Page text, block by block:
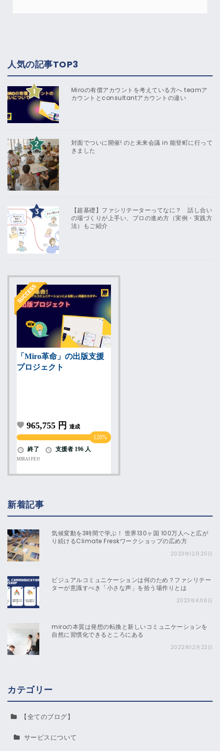
人気の記事TOP3
Miroの有償アカウントを考えている方へ teamア
カウントとconsultantアカウントの違い
対面でついに開催! のと未来会議 in 能登町に行って
きました
【超基礎】ファシリテーターってなに？ 話し合い
の場づくりが上手い、プロの進め方（実例・実践方
法）もご紹介
新着記事
気候変動を3時間で学ぶ！ 世界130ヶ国 100万人へと広が
り続けるClimate Freskワークショップの広め方
2023年12月20日
ビジュアルコミュニケーションは何のため？ファシリテー
ターが意識すべき「小さな声」を拾う場作りとは
2023年4月6日
miroの本質は発想の転換と新しいコミュニケーションを
自然に習慣化できるところにある
2022年12月23日
カテゴリー
【全てのブログ】
サービスについて